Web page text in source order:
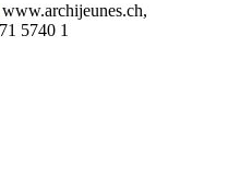
www.archijeunes.ch,
5740 1